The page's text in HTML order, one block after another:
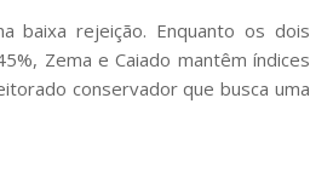
baixa rejeição. Enquanto os dois
Zema e Caiado mantêm índices
conservador que busca uma